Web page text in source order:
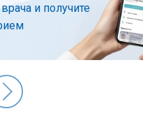
продолжаться в течение
и получите